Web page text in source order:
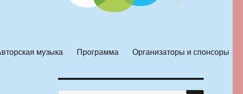
музыка Программа Организаторы и спонсоры